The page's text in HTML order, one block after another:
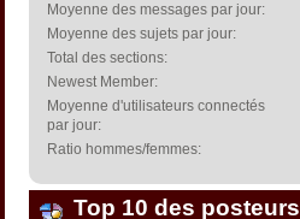
Moyenne des messages par jour:
Moyenne des sujets par jour:
Total des sections:
Newest Member:
Moyenne d'utilisateurs connectés
par jour:
Ratio hommes/femmes:
Top 10 des posteurs